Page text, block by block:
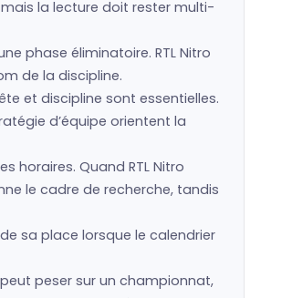
la lecture doit rester multi-
phase éliminatoire. RTL Nitro
de la discipline.
et discipline sont essentielles.
d’équipe orientent la
horaires. Quand RTL Nitro
le cadre de recherche, tandis
sa place lorsque le calendrier
peser sur un championnat,